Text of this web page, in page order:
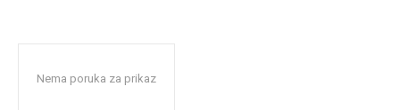
Nema poruka za prikaz